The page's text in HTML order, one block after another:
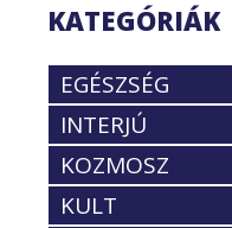
KATEGÓRIÁK
EGÉSZSÉG
INTERJÚ
KOZMOSZ
KULT